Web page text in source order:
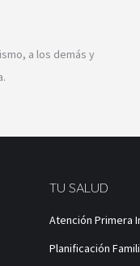
a los demás y
TU SALUD
Atención Primera
Planificación